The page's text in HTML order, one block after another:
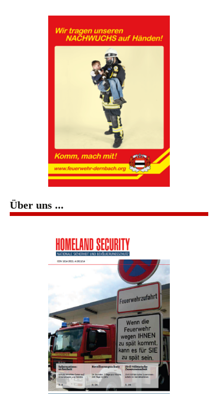
Über uns ...